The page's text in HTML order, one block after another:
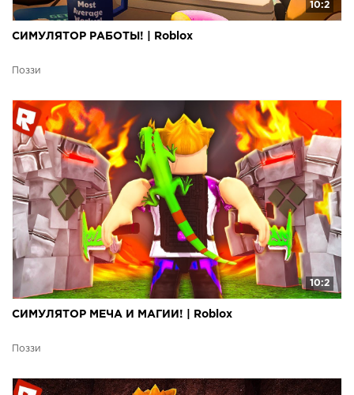
10:2
СИМУЛЯТОР РАБОТЫ! | Roblox
Поззи
10:2
СИМУЛЯТОР МЕЧА И МАГИИ! | Roblox
Поззи